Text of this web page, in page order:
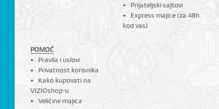
Prijateljski sajtovi
Express majice (za 48h
kod vas)
POMOĆ
Pravila i uslovi
Privatnost korisnika
Kako kupovati na
VIZIOshop-u
Veličine majica